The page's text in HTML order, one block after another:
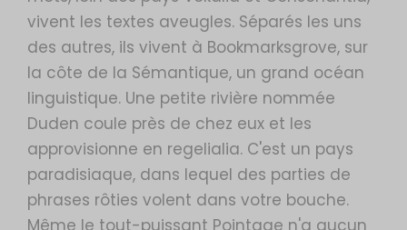
vivent les textes aveugles. Séparés les uns
des autres, ils vivent à Bookmarksgrove, sur
la côte de la Sémantique, un grand océan
linguistique. Une petite rivière nommée
Duden coule près de chez eux et les
approvisionne en regelialia. C'est un pays
paradisiaque, dans lequel des parties de
phrases rôties volent dans votre bouche.
Même le tout-puissant Pointage n'a aucun